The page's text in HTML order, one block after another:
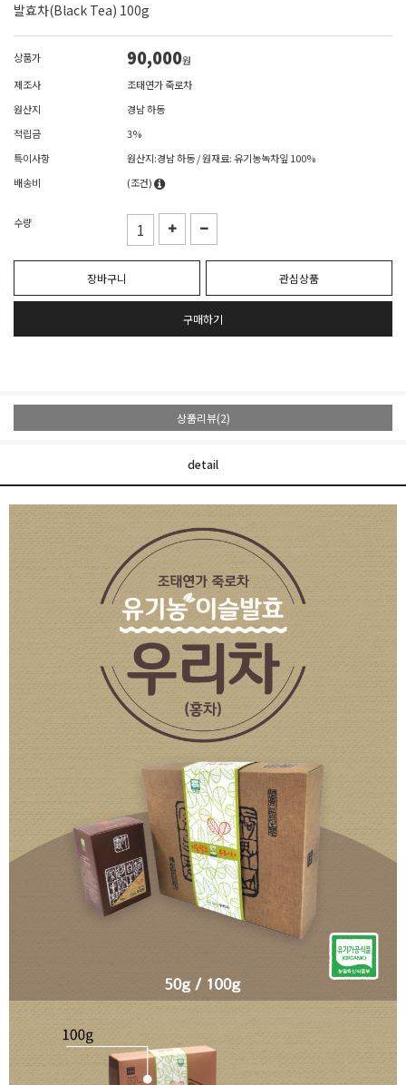
발효차(Black Tea) 100g
상품가 90,000원
제조사
조태연가 죽로차
원산지
경남 하동
적립금
3%
특이사항
원산지:경남 하동 / 원재료: 유기농녹차잎 100%
배송비
(조건)
수량
장바구니 관심상품
구매하기
상품리뷰(2)
detail